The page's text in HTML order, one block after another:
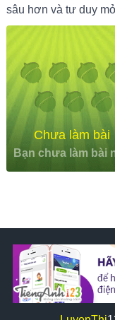
sâu hơn và tư duy
Chưa làm bài
Bạn chưa làm bài